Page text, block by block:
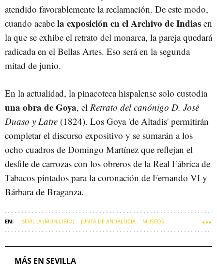
atendido favorablemente la reclamación. De este modo,
cuando acabe la exposición en el Archivo de Indias en
la que se exhibe el retrato del monarca, la pareja quedará
radicada en el Bellas Artes. Eso será en la segunda
mitad de junio.
En la actualidad, la pinacoteca hispalense solo custodia
una obra de Goya, el Retrato del canónigo D. José
Duaso y Latre (1824). Los Goya 'de Altadis' permitirán
completar el discurso expositivo y se sumarán a los
ocho cuadros de Domingo Martínez que reflejan el
desfile de carrozas con los obreros de la Real Fábrica de
Tabacos pintados para la coronación de Fernando VI y
Bárbara de Braganza.
SEVILLA (MUNICIPIO) JUNTA DE ANDALUCÍA MUSEOS
MÁS EN SEVILLA